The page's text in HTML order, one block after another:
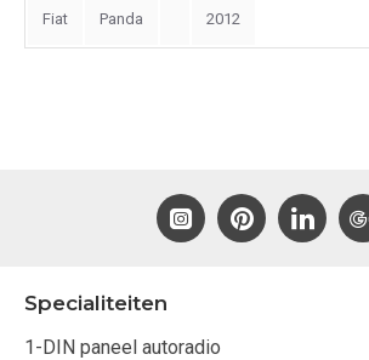
Fiat Panda 2012
Specialiteiten
1-DIN paneel autoradio